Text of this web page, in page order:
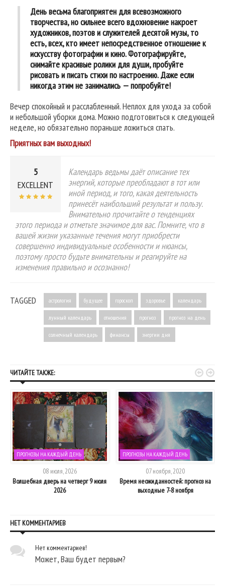
День весьма благоприятен для всевозможного
творчества, но сильнее всего вдохновение накроет
художников, поэтов и служителей десятой музы, то
есть, всех, кто имеет непосредственное отношение к
искусству фотографии и кино. Фотографируйте,
снимайте красивые ролики для души, пробуйте
рисовать и писать стихи по настроению. Даже если
никогда этим не занимались — попробуйте!
Вечер спокойный и расслабленный. Неплох для ухода за собой
и небольшой уборки дома. Можно подготовиться к следующей
неделе, но обязательно пораньше ложиться спать.
Приятных вам выходных!
5
EXCELLENT
Календарь ведьмы даёт описание тех
энергий, которые преобладают в тот или
иной период, и того, какая деятельность
принесёт наибольший результат и пользу.
Внимательно прочитайте о тенденциях
этого периода и отметьте значимое для вас. Помните, что в
вашей жизни указанные течения могут приобрести
совершенно индивидуальные особенности и нюансы,
поэтому просто будьте внимательны и реагируйте на
изменения правильно и осознанно!
TAGGED астрология будущее гороскоп здоровье календарь
лунный календарь отношения прогноз прогноз на день
солнечный календарь финансы энергии дня
ЧИТАЙТЕ ТАКЖЕ:
ПРОГНОЗЫ НА КАЖДЫЙ ДЕНЬ
08 июля, 2026
Волшебная дверь на четверг 9 июля
2026
ПРОГНОЗЫ НА КАЖДЫЙ ДЕНЬ
07 ноября, 2020
Время неожиданностей: прогноз на
выходные 7-8 ноября
 
НЕТ КОММЕНТАРИЕВ
Нет комментариев!
Может, Ваш будет первым?